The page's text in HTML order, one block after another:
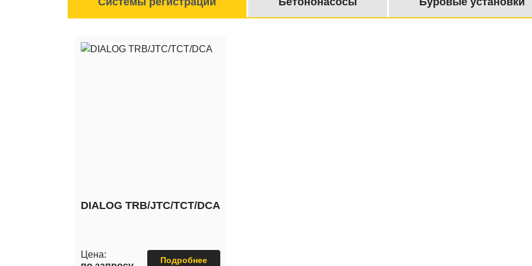
DIALOG TRB/JTC/TCT/DCA
Цена:
Подробнее